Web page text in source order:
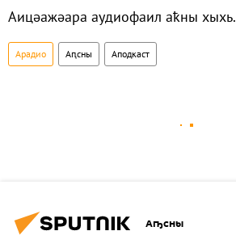
Аицәажәара аудиофаил аҟны хыхь.
Арадио Аԥсны Аподкаст
Аҧсны